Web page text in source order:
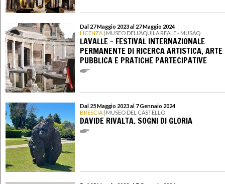
Dal 27 Maggio 2023 al 27 Maggio 2024
LICENZA | MUSEO DELL’AQUILA REALE - MUSAQ
LAVALLE - FESTIVAL INTERNAZIONALE
PERMANENTE DI RICERCA ARTISTICA, ARTE
PUBBLICA E PRATICHE PARTECIPATIVE
Dal 25 Maggio 2023 al 7 Gennaio 2024
BRESCIA | MUSEO DEL CASTELLO
DAVIDE RIVALTA. SOGNI DI GLORIA